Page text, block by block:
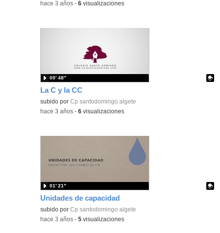
-hace 3 años -6 visualizaciones
La C y la CC
Contenido educativo.
subido porCp santodomingo algete
00′ 48″
-hace 3 años -6 visualizaciones
Unidades de capacidad
Contenido educativo.
subido porCp santodomingo algete
01′ 21″
-hace 3 años -5 visualizaciones